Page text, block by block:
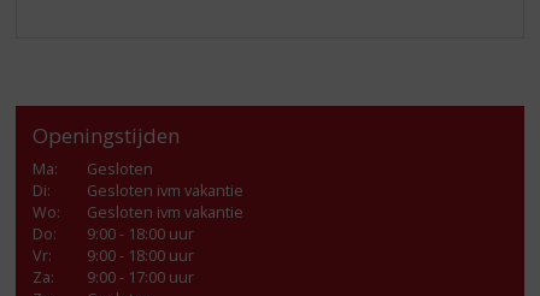
Openingstijden
Ma:
Gesloten
Di:
Gesloten ivm vakantie
Wo:
Gesloten ivm vakantie
Do:
9:00 - 18:00 uur
Vr:
9:00 - 18:00 uur
Za:
9:00 - 17:00 uur